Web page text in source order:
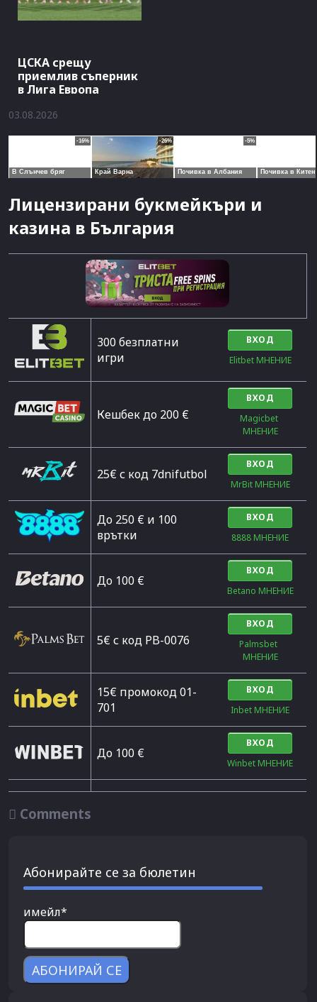
ЦСКА срещу
приемлив съперник
в Лига Европа
03.08.2026
Лицензирани букмейкъри и
казина в България
300 безплатни
игри
ВХОД
Elitbet МНЕНИЕ
Кешбек до 200 €
ВХОД
Magicbet
МНЕНИЕ
25€ с код 7dnifutbol
ВХОД
MrBit МНЕНИЕ
До 250 € и 100
врътки
ВХОД
8888 МНЕНИЕ
Дo 100 €
ВХОД
Betano МНЕНИЕ
5€ с код PB-0076
ВХОД
Palmsbet
МНЕНИЕ
15€ промокод 01-
701
ВХОД
Inbet МНЕНИЕ
До 100 €
ВХОД
Winbet МНЕНИЕ
 Comments
Абонирайте се за бюлетин
имейл*